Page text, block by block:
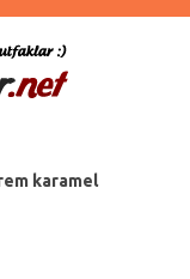
karamel